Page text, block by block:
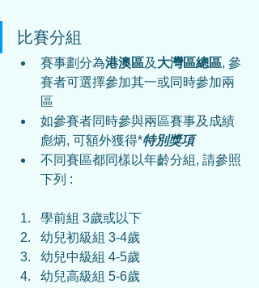
比賽分組
賽事劃分為港澳區及 大灣區總區, 參
賽者可選擇參加其一或同時參加兩
區
如參賽者同時參與兩區賽事及成績
彪炳, 可額外獲得*特別獎項
不同賽區都同樣以年齡分組, 請參照
下列 :
學前組 3歲或以下
幼兒初級組 3-4歲
幼兒中級組 4-5歲
幼兒高級組 5-6歲